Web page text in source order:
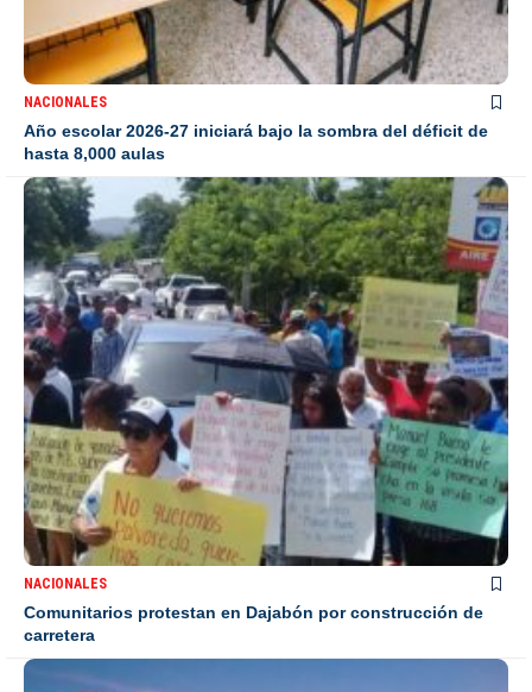
NACIONALES
Año escolar 2026-27 iniciará bajo la sombra del déficit de
hasta 8,000 aulas
NACIONALES
Comunitarios protestan en Dajabón por construcción de
carretera